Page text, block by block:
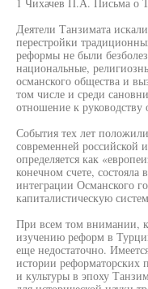
Деятели Танзимата
перестройки
реформы не были
национальные,
османского общества и
том числе и среди
отношение к
События тех лет
современней российской
определяется как
конечном счете, состояла
интеграции Османского
капиталистическую
При всем том внимании,
изучению реформ в
еще недостаточно.
истории реформаторских
и культуры в эпоху